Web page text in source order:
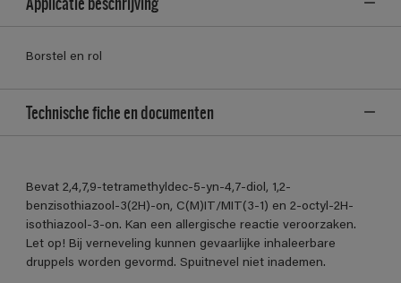
Borstel en rol
Technische fiche en documenten
Bevat 2,4,7,9-tetramethyldec-5-yn-4,7-diol, 1,2-
benzisothiazool-3(2H)-on, C(M)IT/MIT(3-1) en 2-octyl-2H-
isothiazool-3-on. Kan een allergische reactie veroorzaken.
Let op! Bij verneveling kunnen gevaarlijke inhaleerbare
druppels worden gevormd. Spuitnevel niet inademen.